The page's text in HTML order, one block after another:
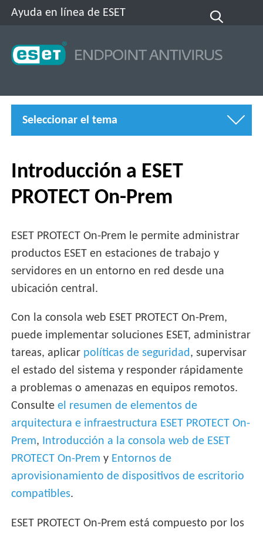
Ayuda en línea de ESET
Seleccionar el tema
Introducción a ESET
PROTECT On-Prem
ESET PROTECT On-Prem le permite administrar
productos ESET en estaciones de trabajo y
servidores en un entorno en red desde una
ubicación central.
Con la consola web ESET PROTECT On-Prem,
puede implementar soluciones ESET, administrar
tareas, aplicar políticas de seguridad, supervisar
el estado del sistema y responder rápidamente
a problemas o amenazas en equipos remotos.
Consulteel resumen de elementos de
arquitectura e infraestructura ESET PROTECT On-
Prem, Introducción a la consola web de ESET
PROTECT On-Prem y Entornos de
aprovisionamiento de dispositivos de escritorio
compatibles.
ESET PROTECT On-Prem está compuesto por los